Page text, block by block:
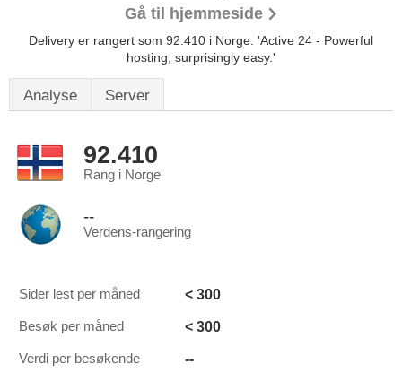
Gå til hjemmeside
Delivery er rangert som 92.410 i Norge. 'Active 24 - Powerful
hosting, surprisingly easy.'
Analyse Server
92.410
Rang i Norge
--
Verdens-rangering
Sider lest per måned < 300
Besøk per måned < 300
Verdi per besøkende --